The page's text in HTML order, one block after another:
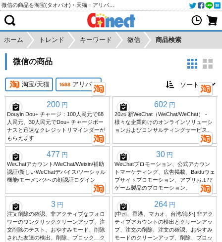
ホーム トレンド キーワード 微信 商品検索
微信の商品
淘宝/天猫 アリババ
200 円
Douyin Dou+ チャージ：100人民元で68
人民元、30人民元でDou+ チャージボー
ナスと迅速なクレジットリマインダーが
もらえます
602 円
2026 新WeChat（WeChat/WeChat） -
様々な企業向けのオンラインソリューシ
ョンおよびコンサルティングサービス。
477 円
WeChatアカウント/WeChat/Weixin/補助
認証/新しいWeChatデバイス/ソーシャル
機能/モーメンツへの顔認証ログイン
30 円
WeChatプロモーション、公式アカウン
トマーケティング、広告掲載、Baiduウェ
ブサイトプロモーション、アプリおよび
ゲーム製品のプロモーション。
3 円
注文削除の確認、非アクティブなフォロ
ワーのワンクリッククリーンアップ、注
文削除のテスト、おやすみモード、削除
された友達の検出、削除、ブロック、ク
264 円
[中国、香港、マカオ、台湾/海外] 非アク
ティブアカウントの検出とクリーンアッ
プ、注文の削除、注文の確認、おやすみ
モードのクリーンアップ、削除、ブロッ